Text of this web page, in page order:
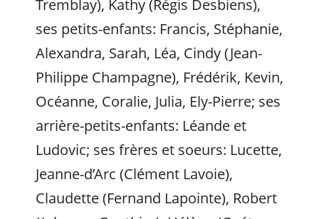
Tremblay), Kathy (Régis Desbiens),
ses petits-enfants: Francis, Stéphanie,
Alexandra, Sarah, Léa, Cindy (Jean-
Philippe Champagne), Frédérik, Kevin,
Océanne, Coralie, Julia, Ely-Pierre; ses
arrière-petits-enfants: Léande et
Ludovic; ses frères et soeurs: Lucette,
Jeanne-d’Arc (Clément Lavoie),
Claudette (Fernand Lapointe), Robert